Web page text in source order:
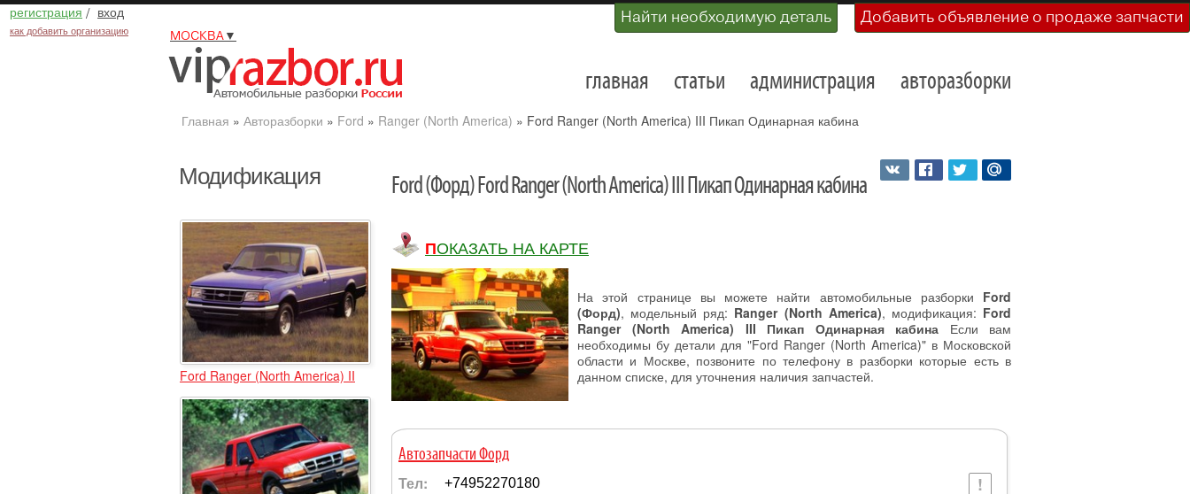
регистрация / вход
как добавить организацию
Найти необходимую деталь Добавить объявление о продаже запчасти
МОСКВА▼
главная статьи администрация авторазборки
Главная » Авторазборки » Ford » Ranger (North America) » Ford Ranger (North America) III Пикап Одинарная кабина
Модификация
Ford Ranger (North America) II
Ford (Форд) Ford Ranger (North America) III Пикап Одинарная кабина
ПОКАЗАТЬ НА КАРТЕ
На этой странице вы можете найти автомобильные разборки Ford
(Форд), модельный ряд: Ranger (North America), модификация: Ford
Ranger (North America) III Пикап Одинарная кабина Если вам
необходимы бу детали для "Ford Ranger (North America)" в Московской
области и Москве, позвоните по телефону в разборки которые есть в
данном списке, для уточнения наличия запчастей.
Автозапчасти Форд
Тел: +74952270180